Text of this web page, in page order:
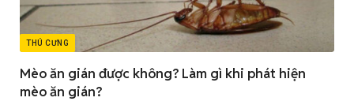
THÚ CƯNG
Mèo ăn gián được không? Làm gì khi phát hiện
mèo ăn gián?